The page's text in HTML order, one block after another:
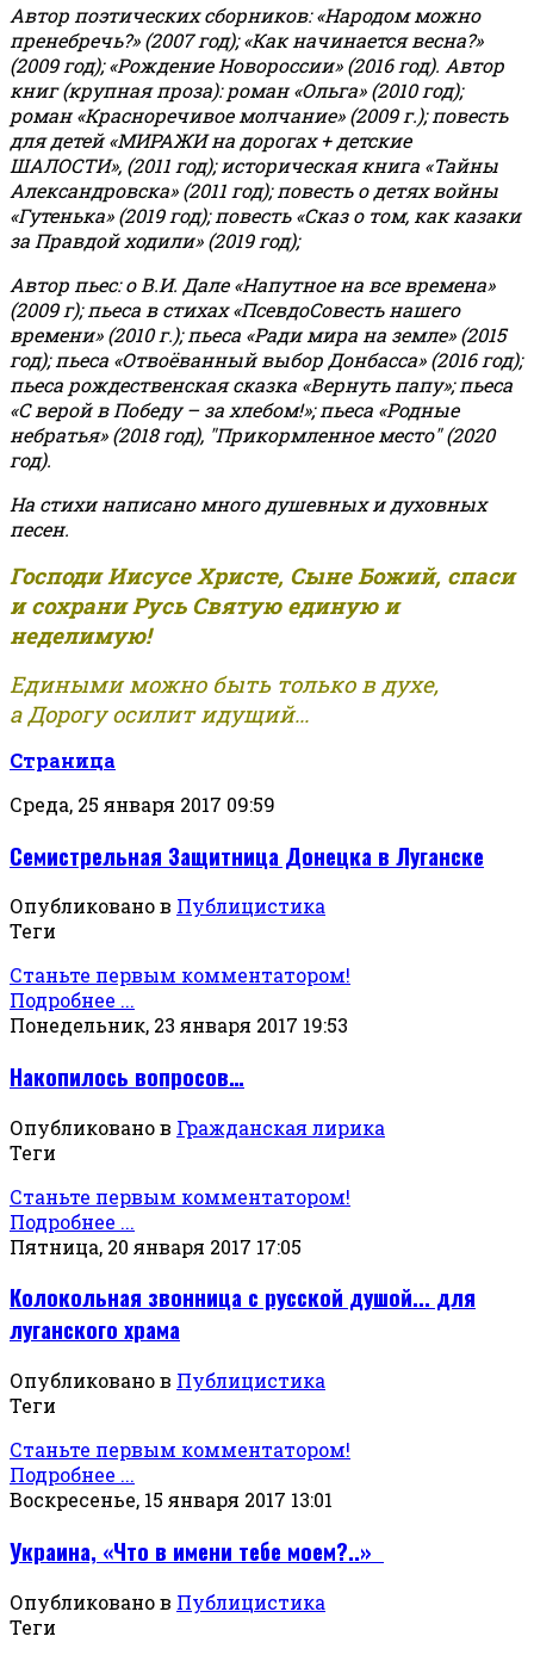
Автор поэтических сборников: «Народом можно
пренебречь?» (2007 год); «Как начинается весна?»
(2009 год); «Рождение Новороссии» (2016 год). Автор
книг (крупная проза): роман «Ольга» (2010 год);
роман «Красноречивое молчание» (2009 г.); повесть
для детей «МИРАЖИ на дорогах + детские
ШАЛОСТИ», (2011 год); историческая книга «Тайны
Александровска» (2011 год); повесть о детях войны
«Гутенька» (2019 год); повесть «Сказ о том, как казаки
за Правдой ходили» (2019 год);
Автор пьес: о В.И. Дале «Напутное на все времена»
(2009 г); пьеса в стихах «ПсевдоСовесть нашего
времени» (2010 г.); пьеса «Ради мира на земле» (2015
год); пьеса «Отвоёванный выбор Донбасса» (2016 год);
пьеса рождественская сказка «Вернуть папу»; пьеса
«С верой в Победу – за хлебом!»;пьеса «Родные
небратья» (2018 год), "Прикормленное место" (2020
год).
На стихи написано много душевных и духовных
песен.
Господи Иисусе Христе, Сыне Божий, спаси
и сохрани Русь Святую единую и
неделимую!
Едиными можно быть только в духе,
а Дорогу осилит идущий...
Страница
Среда, 25 января 2017 09:59
Семистрельная Защитница Донецка в Луганске
Опубликовано в Публицистика
Теги
Станьте первым комментатором!
Подробнее ...
Понедельник, 23 января 2017 19:53
Накопилось вопросов…
Опубликовано в Гражданская лирика
Теги
Станьте первым комментатором!
Подробнее ...
Пятница, 20 января 2017 17:05
Колокольная звонница с русской душой... для
луганского храма
Опубликовано в Публицистика
Теги
Станьте первым комментатором!
Подробнее ...
Воскресенье, 15 января 2017 13:01
Украина, «Что в имени тебе моем?..»
Опубликовано в Публицистика
Теги